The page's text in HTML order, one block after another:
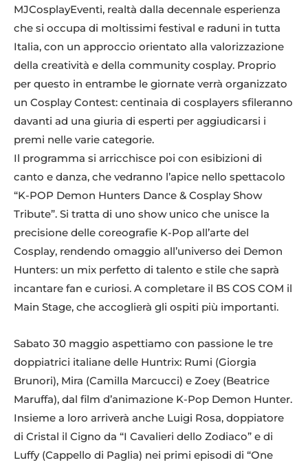
MJCosplayEventi, realtà dalla decennale esperienza
che si occupa di moltissimi festival e raduni in tutta
Italia, con un approccio orientato alla valorizzazione
della creatività e della community cosplay. Proprio
per questo in entrambe le giornate verrà organizzato
un Cosplay Contest: centinaia di cosplayers sfileranno
davanti ad una giuria di esperti per aggiudicarsi i
premi nelle varie categorie.
Il programma si arricchisce poi con esibizioni di
canto e danza, che vedranno l’apice nello spettacolo
“K-POP Demon Hunters Dance & Cosplay Show
Tribute”. Si tratta di uno show unico che unisce la
precisione delle coreografie K-Pop all’arte del
Cosplay, rendendo omaggio all’universo dei Demon
Hunters: un mix perfetto di talento e stile che saprà
incantare fan e curiosi. A completare il BS COS COM il
Main Stage, che accoglierà gli ospiti più importanti.
Sabato 30 maggio aspettiamo con passione le tre
doppiatrici italiane delle Huntrix: Rumi (Giorgia
Brunori), Mira (Camilla Marcucci) e Zoey (Beatrice
Maruffa), dal film d’animazione K-Pop Demon Hunter.
Insieme a loro arriverà anche Luigi Rosa, doppiatore
di Cristal il Cigno da “I Cavalieri dello Zodiaco” e di
Luffy (Cappello di Paglia) nei primi episodi di “One